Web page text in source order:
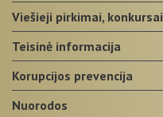
viešieji pirkimai, konkursai
teisinė informacija
korupcijos prevencija
nuorodos